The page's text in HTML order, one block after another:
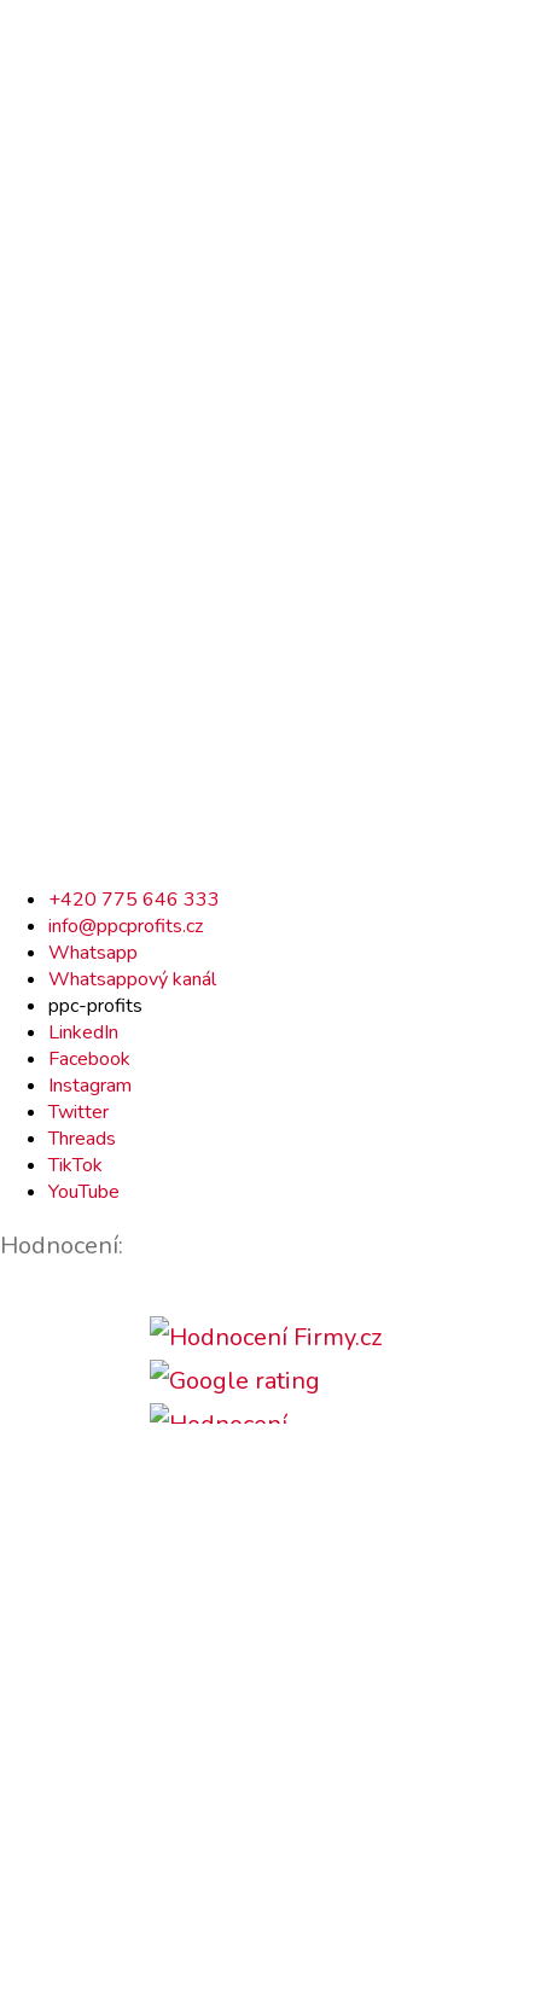
Rychlý
kontakt
+420 775 646 333
info@ppcprofits.cz
Whatsapp
Whatsappový kanál
ppc-profits
LinkedIn
Facebook
Instagram
Twitter
Threads
TikTok
YouTube
Hodnocení: